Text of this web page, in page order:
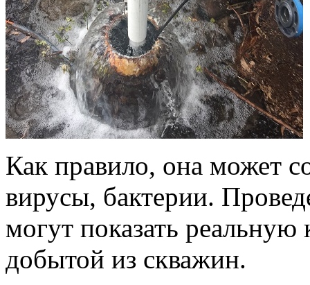
Как правило, она может
вирусы, бактерии.
могут показать реальную
добытой из скважин.